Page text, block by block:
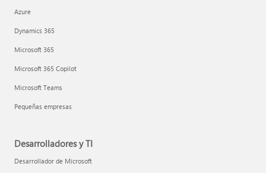
Azure
Dynamics 365
Microsoft 365
Microsoft 365 Copilot
Microsoft Teams
Pequeñas empresas
Desarrolladores y TI
Desarrollador de Microsoft